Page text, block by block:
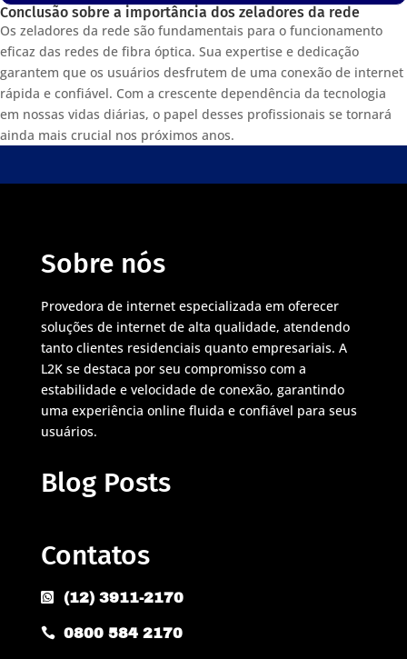
Conclusão sobre a importância dos zeladores da rede
Os zeladores da rede são fundamentais para o funcionamento
eficaz das redes de fibra óptica. Sua expertise e dedicação
garantem que os usuários desfrutem de uma conexão de internet
rápida e confiável. Com a crescente dependência da tecnologia
em nossas vidas diárias, o papel desses profissionais se tornará
ainda mais crucial nos próximos anos.
Sobre nós
Provedora de internet especializada em oferecer
soluções de internet de alta qualidade, atendendo
tanto clientes residenciais quanto empresariais. A
L2K se destaca por seu compromisso com a
estabilidade e velocidade de conexão, garantindo
uma experiência online fluida e confiável para seus
usuários.
Blog Posts
Contatos
 (12) 3911-2170
 0800 584 2170